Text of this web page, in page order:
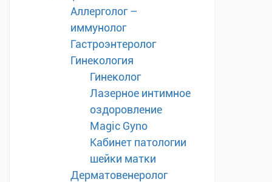
Аллерголог –
иммунолог
Гастроэнтеролог
Гинекология
Гинеколог
Лазерное интимное
оздоровление
Magic Gyno
Кабинет патологии
шейки матки
Дерматовенеролог